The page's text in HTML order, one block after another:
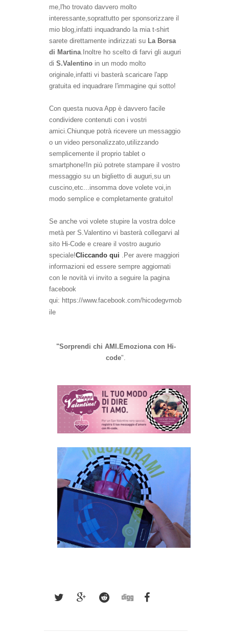
me,l'ho trovato davvero molto
interessante,soprattutto per sponsorizzare il
mio blog,infatti inquadrando la mia t-shirt
sarete direttamente indirizzati su La Borsa
di Martina .Inoltre ho scelto di farvi gli auguri
di S.Valentino in un modo molto
originale,infatti vi basterà scaricare l'app
gratuita ed inquadrare l'immagine qui sotto!
Con questa nuova App è davvero facile
condividere contenuti con i vostri
amici.Chiunque potrà ricevere un messaggio
o un video personalizzato,utilizzando
semplicemente il proprio tablet o
smartphone!In più potrete stampare il vostro
messaggio su un biglietto di auguri,su un
cuscino,etc...insomma dove volete voi,in
modo semplice e completamente gratuito!
Se anche voi volete stupire la vostra dolce
metà per S.Valentino vi basterà collegarvi al
sito Hi-Code e creare il vostro augurio
speciale!Cliccando qui
Per avere maggiori
informazioni ed essere sempre aggiornati
con le novità vi invito a seguire la pagina
facebook
qui: https://www.facebook.com/hicodegvmob
ile
"Sorprendi chi AMI.Emoziona con Hi-
code".